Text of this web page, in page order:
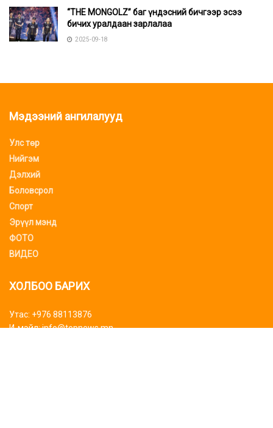
“THE MONGOLZ” баг үндэсний бичгээр эсээ
бичих уралдаан зарлалаа
2025-09-18
Мэдээний ангилалууд
Улс төр
Нийгэм
Дэлхий
Боловсрол
Спорт
Эрүүл мэнд
ФОТО
ВИДЕО
ХОЛБОО БАРИХ
Утас: +976 88113876
И-мэйл: info@topnews.mn